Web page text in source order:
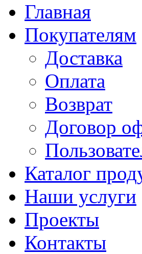
Главная
Покупателям
Доставка
Оплата
Возврат
Договор
Каталог
Наши услуги
Проекты
Контакты